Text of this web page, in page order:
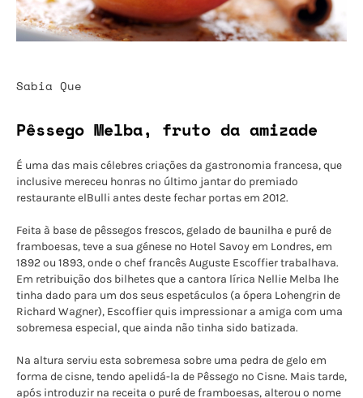
Sabia Que
Pêssego Melba, fruto da amizade
É uma das mais célebres criações da gastronomia francesa, que
inclusive mereceu honras no último jantar do premiado
restaurante elBulli antes deste fechar portas em 2012.
Feita à base de pêssegos frescos, gelado de baunilha e puré de
framboesas, teve a sua génese no Hotel Savoy em Londres, em
1892 ou 1893, onde o chef francês Auguste Escoffier trabalhava.
Em retribuição dos bilhetes que a cantora lírica Nellie Melba lhe
tinha dado para um dos seus espetáculos (a ópera Lohengrin de
Richard Wagner), Escoffier quis impressionar a amiga com uma
sobremesa especial, que ainda não tinha sido batizada.
Na altura serviu esta sobremesa sobre uma pedra de gelo em
forma de cisne, tendo apelidá-la de Pêssego no Cisne. Mais tarde,
após introduzir na receita o puré de framboesas, alterou o nome